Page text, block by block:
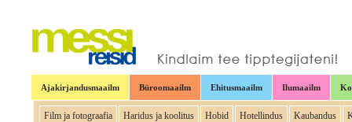
Ajakirjandusmaailm Büroomaailm Ehitusmaailm Ilumaailm
Film ja fotograafia Haridus ja koolitus Hobid Hotellindus Kaubandus